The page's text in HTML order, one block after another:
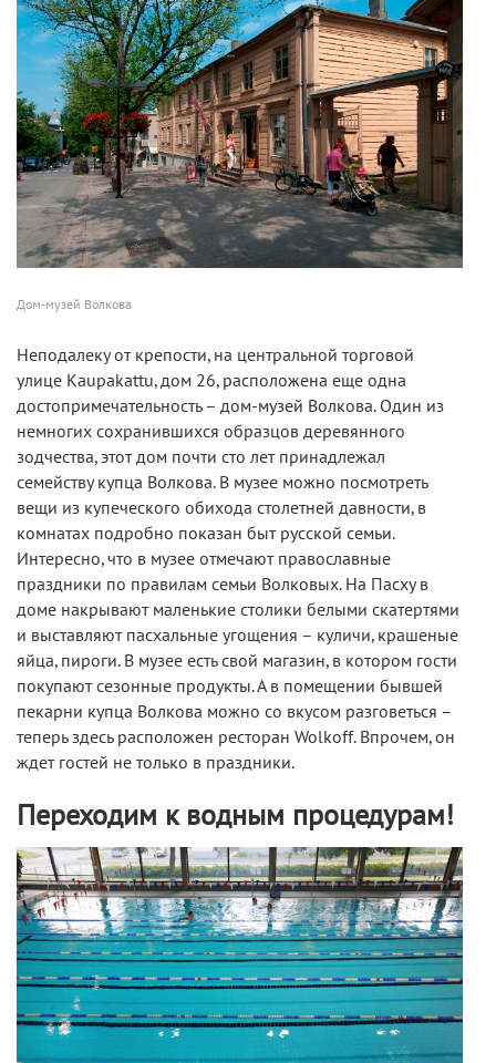
Дом-музей Волкова
Неподалеку от крепости, на центральной торговой
улице Kaupakattu, дом 26, расположена еще одна
достопримечательность – дом-музей Волкова. Один из
немногих сохранившихся образцов деревянного
зодчества, этот дом почти сто лет принадлежал
семейству купца Волкова. В музее можно посмотреть
вещи из купеческого обихода столетней давности, в
комнатах подробно показан быт русской семьи.
Интересно, что в музее отмечают православные
праздники по правилам семьи Волковых. На Пасху в
доме накрывают маленькие столики белыми скатертями
и выставляют пасхальные угощения – куличи, крашеные
яйца, пироги. В музее есть свой магазин, в котором гости
покупают сезонные продукты. А в помещении бывшей
пекарни купца Волкова можно со вкусом разговеться –
теперь здесь расположен ресторан Wolkoff. Впрочем, он
ждет гостей не только в праздники.
Переходим к водным процедурам!